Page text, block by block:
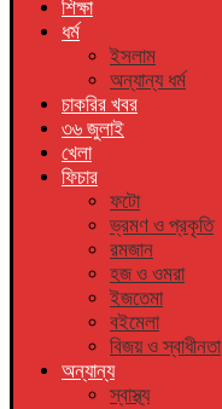
শিক্ষা
ধর্ম
ইসলাম
অন্যান্য ধর্ম
চাকরির খবর
৩৬ জুলাই
খেলা
ফিচার
ফটো
ভ্রমণ ও প্রকৃতি
রমজান
হজ ও ওমরা
ইজতেমা
বইমেলা
বিজয় ও স্বাধীনতা
অন্যান্য
স্বাস্থ্য